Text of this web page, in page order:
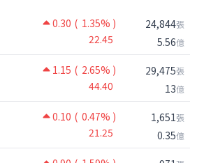
0.30 ( 1.35% )
22.45
24,844張
5.56億
1.15 ( 2.65% )
44.40
29,475張
13億
0.10 ( 0.47% )
21.25
1,651張
0.35億